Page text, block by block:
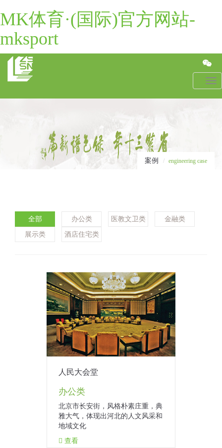
MK体育·(国际)官方网站-
mksport
案例 engineering case
全部 办公类 医教文卫类 金融类
展示类 酒店住宅类
人民大会堂
办公类
北京市长安街，风格朴素庄重，典
雅大气，体现出河北的人文风采和
地域文化
查看